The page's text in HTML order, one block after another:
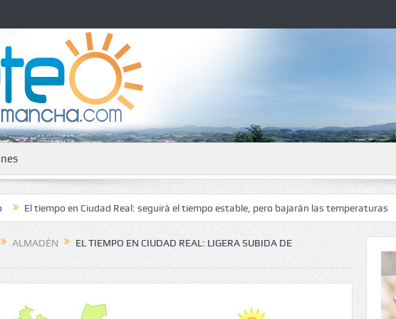
en Ciudad Real: seguirá el tiempo estable, pero bajarán las temperaturas El
ALMADÉN
EL TIEMPO EN CIUDAD REAL: LIGERA SUBIDA DE